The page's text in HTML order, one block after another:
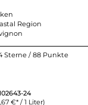
Region
Sterne / 88 Punkte
24
€* / 1 Liter)